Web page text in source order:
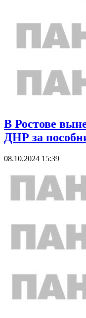
В Ростове
ДНР за
08.10.2024 15:39